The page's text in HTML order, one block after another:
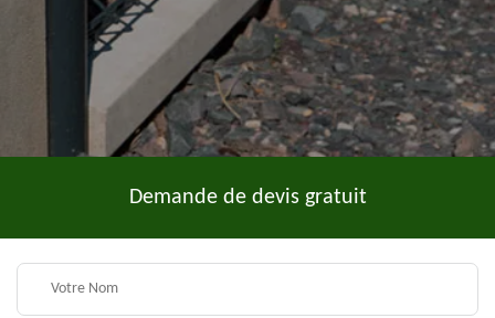
Demande de devis gratuit